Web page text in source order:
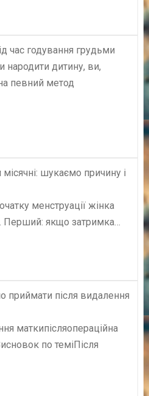
час годування грудьми
народити дитину, ви,
певний метод
шукаємо причину і
менструації жінка
Перший: якщо затримка…
приймати після видалення
маткипісляопераційна
по теміПісля